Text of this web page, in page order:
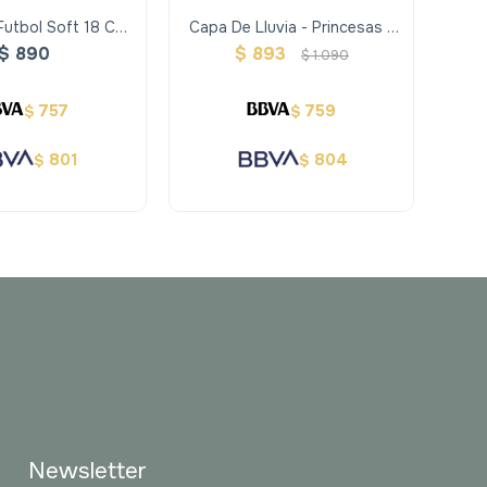
Soft 18 Cm
Y Negro - Alldoro
890
$ 757
$ 801
Capa De Lluvia - Princesas -
Stephen Joseph
$ 893 $1.090
$ 759
$ 804
Newsletter